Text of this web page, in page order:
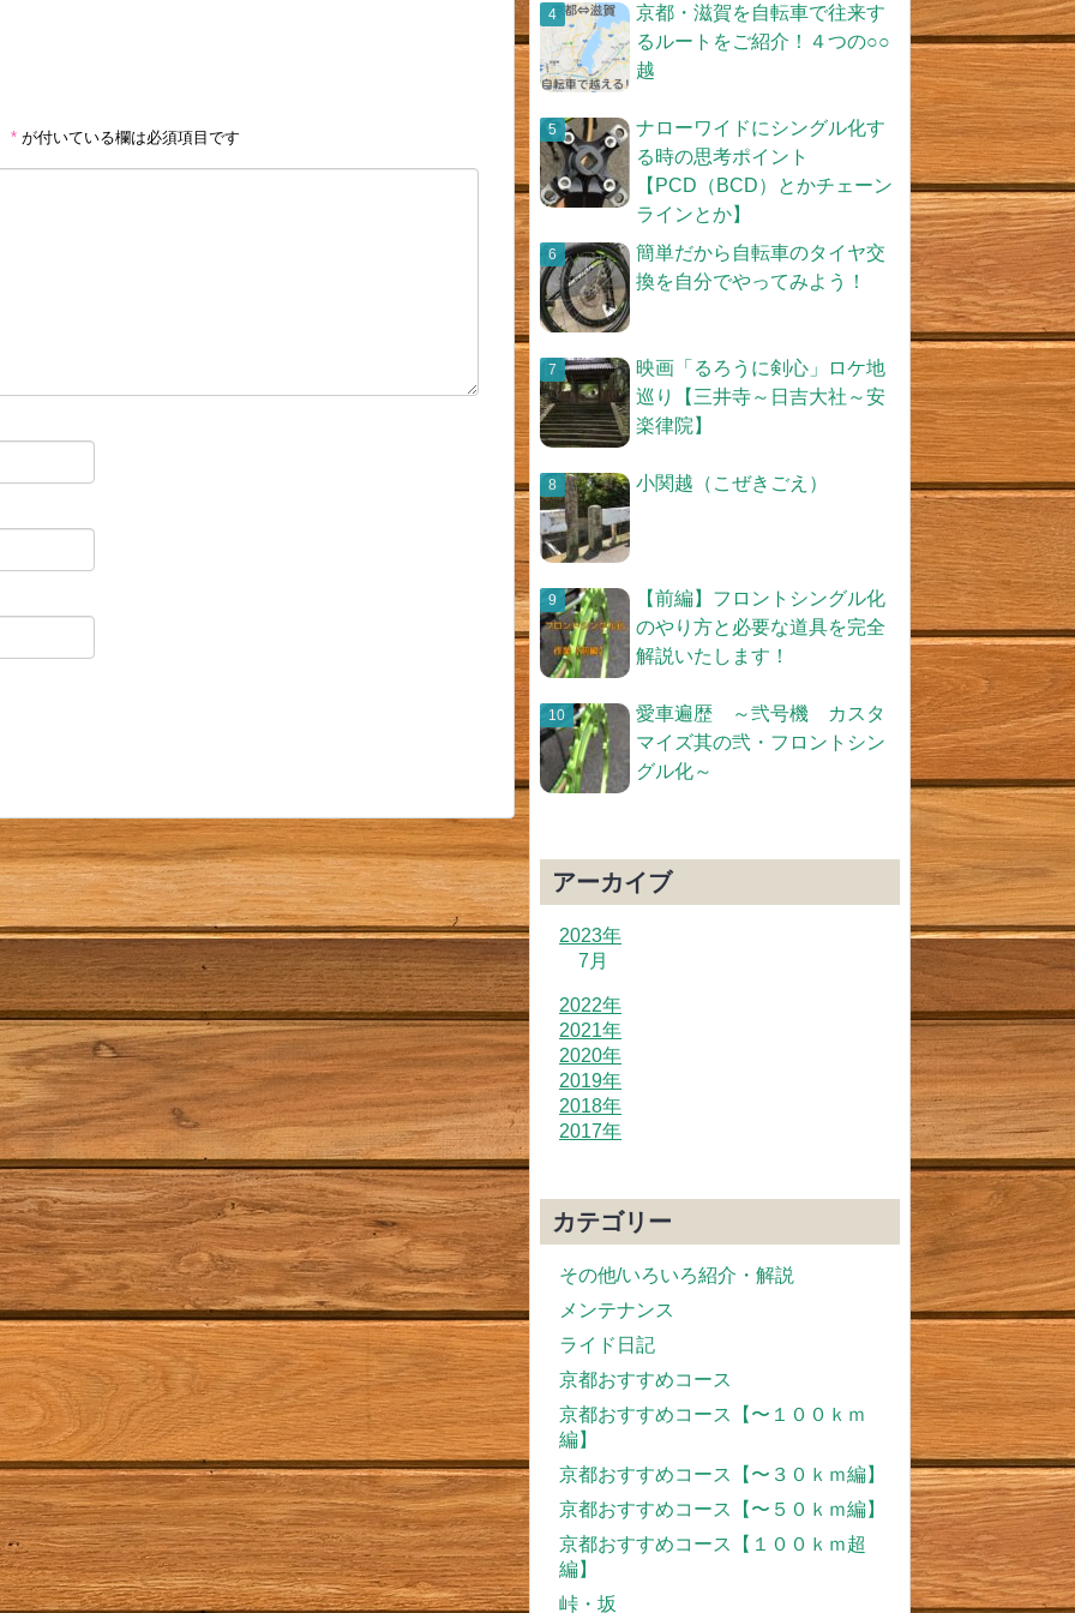
* が付いている欄は必須項目です
京都・滋賀を自転車で往来す
るルートをご紹介！４つの○○
越
ナローワイドにシングル化す
る時の思考ポイント
【PCD（BCD）とかチェーン
ラインとか】
簡単だから自転車のタイヤ交
換を自分でやってみよう！
映画「るろうに剣心」ロケ地
巡り【三井寺～日吉大社～安
楽律院】
小関越（こぜきごえ）
【前編】フロントシングル化
のやり方と必要な道具を完全
解説いたします！
愛車遍歴 ～弐号機 カスタ
マイズ其の弐・フロントシン
グル化～
アーカイブ
2023年
7月
2022年
2021年
2020年
2019年
2018年
2017年
カテゴリー
その他/いろいろ紹介・解説
メンテナンス
ライド日記
京都おすすめコース
京都おすすめコース【〜１００ｋｍ
編】
京都おすすめコース【〜３０ｋｍ編】
京都おすすめコース【〜５０ｋｍ編】
京都おすすめコース【１００ｋｍ超
編】
峠・坂